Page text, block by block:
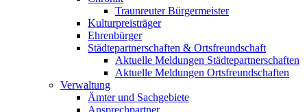
Traunreuter Bürgermeister
Kulturpreisträger
Ehrenbürger
Städtepartnerschaften & Ortsfreundschaft
Aktuelle Meldungen Städtepartnerschaften
Aktuelle Meldungen Ortsfreundschaften
Verwaltung
Ämter und Sachgebiete
Ansprechpartner